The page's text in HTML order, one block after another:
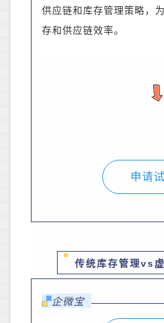
供应链和库存管理策略，
存和供应链效率。
申请
传统库存管理vs
企微宝